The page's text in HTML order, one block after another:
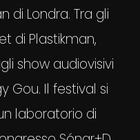
di Londra. Tra gli
di Plastikman,
show audiovisivi
Gou. Il festival si
laboratorio di